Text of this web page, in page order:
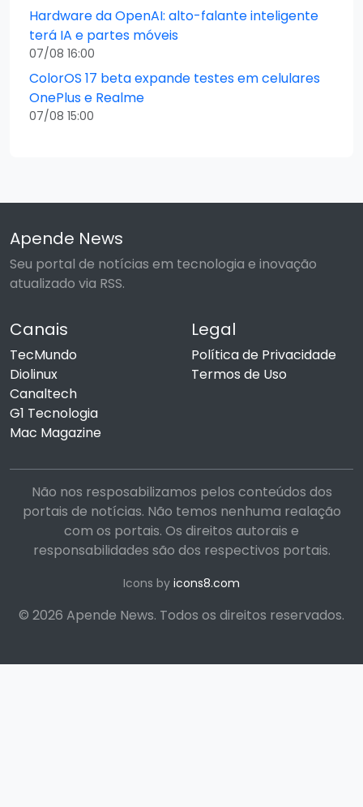
Hardware da OpenAI: alto-falante inteligente
terá IA e partes móveis
07/08 16:00
ColorOS 17 beta expande testes em celulares
OnePlus e Realme
07/08 15:00
Apende News
Seu portal de notícias em tecnologia e inovação
atualizado via RSS.
Canais
TecMundo
Diolinux
Canaltech
G1 Tecnologia
Mac Magazine
Legal
Política de Privacidade
Termos de Uso
Não nos resposabilizamos pelos conteúdos dos
portais de notícias. Não temos nenhuma realação
com os portais. Os direitos autorais e
responsabilidades são dos respectivos portais.
Icons by icons8.com
© 2026 Apende News. Todos os direitos reservados.